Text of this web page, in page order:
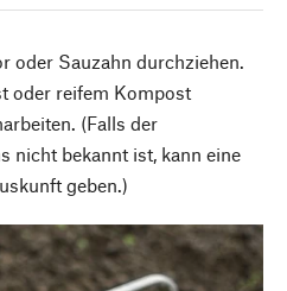
oder Sauzahn durchziehen.
oder reifem Kompost
(Falls der
nicht bekannt ist, kann eine
geben.)